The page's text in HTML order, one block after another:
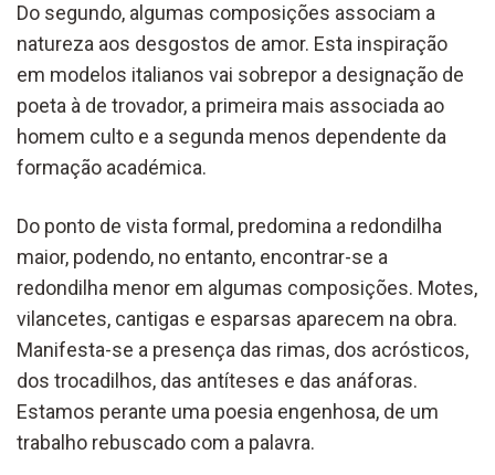
Do segundo, algumas composições associam a
natureza aos desgostos de amor. Esta inspiração
em modelos italianos vai sobrepor a designação de
poeta à de trovador, a primeira mais associada ao
homem culto e a segunda menos dependente da
formação académica.
Do ponto de vista formal, predomina a redondilha
maior, podendo, no entanto, encontrar-se a
redondilha menor em algumas composições. Motes,
vilancetes, cantigas e esparsas aparecem na obra.
Manifesta-se a presença das rimas, dos acrósticos,
dos trocadilhos, das antíteses e das anáforas.
Estamos perante uma poesia engenhosa, de um
trabalho rebuscado com a palavra.